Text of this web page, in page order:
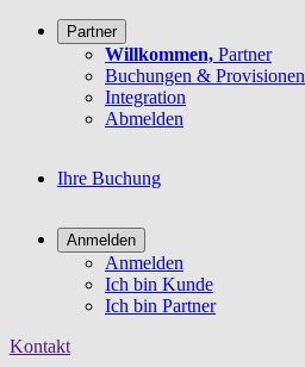
Partner
Willkommen, Partner
Buchungen & Provisionen
Integration
Abmelden
Ihre Buchung
Anmelden
Anmelden
Ich bin Kunde
Ich bin Partner
Kontakt